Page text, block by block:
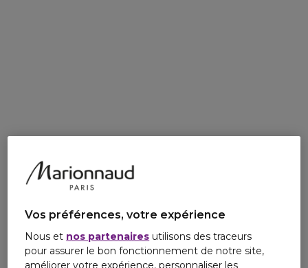
Vos préférences, votre expérience
Nous et nos partenaires utilisons des traceurs
pour assurer le bon fonctionnement de notre site,
améliorer votre expérience, personnaliser les